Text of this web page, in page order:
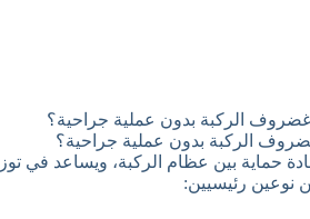
الركبة بدون عملية جراحية؟
حماية بين عظام الركبة، ويساعد في
نوعين رئيسيين: